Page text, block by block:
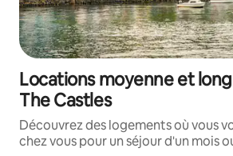
Locations moyenne et
The Castles
Découvrez des logements où vous
chez vous pour un séjour d'un mois